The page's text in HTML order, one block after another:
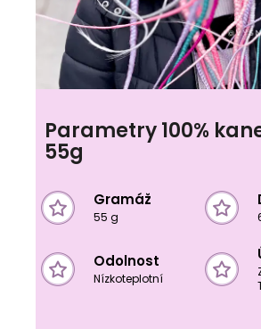
Parametry 100%
55g
Gramáž
55 g
Odolnost
Nízkoteplotní